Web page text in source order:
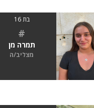
בת 16
#
תמרה מן
מצליב/ה